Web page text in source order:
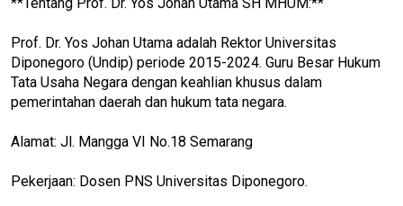
Prof. Dr. Yos Johan Utama adalah Rektor Universitas
Diponegoro (Undip) periode 2015-2024. Guru Besar Hukum
Tata Usaha Negara dengan keahlian khusus dalam
pemerintahan daerah dan hukum tata negara.
Alamat: Jl. Mangga VI No.18 Semarang
Pekerjaan: Dosen PNS Universitas Diponegoro.